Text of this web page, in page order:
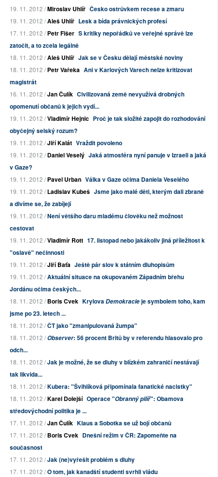
19. 11. 2012 /Miroslav Uhlíř Česko ostrůvkem recese a zmaru
19. 11. 2012 /Aleš Uhlíř Lesk a bída právnických profesí
17. 11. 2012 /Petr Fišer S kritiky nepořádků ve veřejné správě lze
zatočit, a to zcela legálně
18. 11. 2012 /Aleš Uhlíř Jak se v Česku dělají městské noviny
18. 11. 2012 /Petr Vařeka Ani v Karlových Varech nelze kritizovat
magistrát
16. 11. 2012 /Jan Čulík Civilizovaná země nevyužívá drobných
opomenutí občanů k jejich vydí...
19. 11. 2012 /Vladimír Hejnic Proč je tak složité zapojit do rozhodování
obyčejný selský rozum?
19. 11. 2012 /Jiří Kalát Vraždit povoleno
19. 11. 2012 /Daniel Veselý Jaká atmosféra nyní panuje v Izraeli a jaká
v Gaze?
19. 11. 2012 /Pavel Urban Válka v Gaze očima Daniela Veselého
19. 11. 2012 /Ladislav Kubeš Jsme jako malé děti, kterým dali zbraně
a divíme se, že zabíjejí
19. 11. 2012 /Není většího daru mladému člověku než možnost
cestovat
19. 11. 2012 /Vladimír Rott 17. listopad nebo jakákoliv jiná příležitost k
"oslavě" nečinnosti
19. 11. 2012 /Jiří Baťa Ještě pár slov k státním dluhopisům
19. 11. 2012 /Aktuální situace na okupovaném Západním břehu
Jordánu očima českých...
18. 11. 2012 /Boris Cvek KrylovaDemokracieje symbolem toho, kam
jsme po 23. letech ...
18. 11. 2012 /ČT jako "zmanipulovaná žumpa"
18. 11. 2012 /Observer: 56 procent Britů by v referendu hlasovalo pro
odch...
18. 11. 2012 /Jak je možné, že se dluhy v blízkém zahraničí nestávají
tak likvida...
18. 11. 2012 /Kubera: "Švihlíková připomínala fanatické nacistky"
18. 11. 2012 /Karel Dolejší Operace "Obranný pilíř": Obamova
středovýchodní politika je ...
17. 11. 2012 /Jan Čulík Klaus a Sobotka se už bojí občanů
17. 11. 2012 /Boris Cvek Dnešní režim v ČR: Zapomeňte na
současnost
17. 11. 2012 /Jak (ne)vyřešit problém s dluhy
17. 11. 2012 /O tom, jak kanadští studenti svrhli vládu